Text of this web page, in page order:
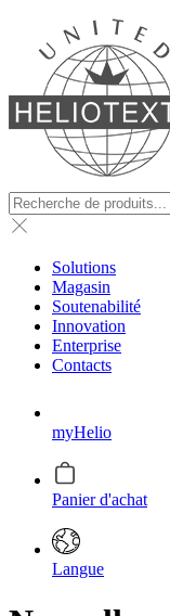
Solutions
Magasin
Soutenabilité
Innovation
Enterprise
Contacts
myHelio
Panier d'achat
Langue